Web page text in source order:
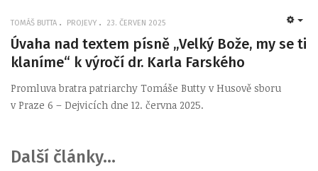
TOMÁŠ BUTTA PROJEVY 23. ČERVEN 2025
Úvaha nad textem písně „Velký Bože, my se ti
klaníme“ k výročí dr. Karla Farského
Promluva bratra patriarchy Tomáše Butty v Husově sboru
v Praze 6 – Dejvicích dne 12. června 2025.
Další články...